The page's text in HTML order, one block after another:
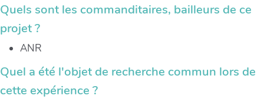
Quels sont les commanditaires, bailleurs de ce
projet ?
ANR
Quel a été l'objet de recherche commun lors de
cette expérience ?